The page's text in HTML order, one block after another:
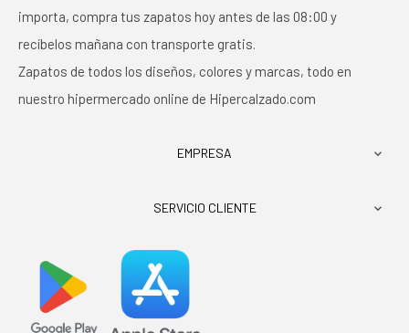
importa, compra tus zapatos hoy antes de las 08:00 y
recíbelos mañana con transporte gratis.
Zapatos de todos los diseños, colores y marcas, todo en
nuestro hipermercado online de Hipercalzado.com
EMPRESA 
SERVICIO CLIENTE 